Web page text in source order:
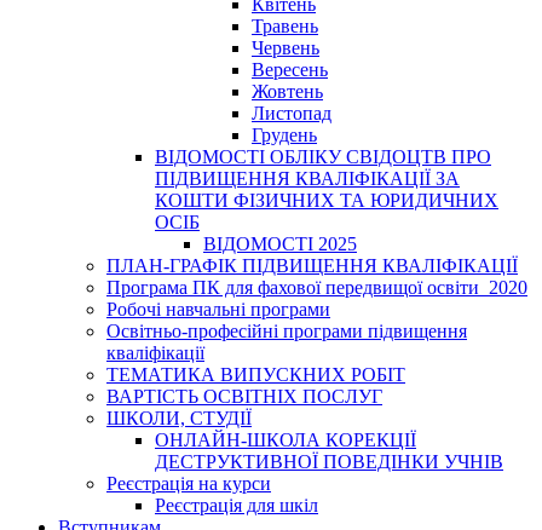
Квітень
Травень
Червень
Вересень
Жовтень
Листопад
Грудень
ВІДОМОСТІ ОБЛІКУ СВІДОЦТВ ПРО
ПІДВИЩЕННЯ КВАЛІФІКАЦІЇ ЗА
КОШТИ ФІЗИЧНИХ ТА ЮРИДИЧНИХ
ОСІБ
ВІДОМОСТІ 2025
ПЛАН-ГРАФІК ПІДВИЩЕННЯ КВАЛІФІКАЦІЇ
Програма ПК для фахової передвищої освіти_2020
Робочі навчальні програми
Освітньо-професійні програми підвищення
кваліфікації
ТЕМАТИКА ВИПУСКНИХ РОБІТ
ВАРТІСТЬ ОСВІТНІХ ПОСЛУГ
ШКОЛИ, СТУДІЇ
ОНЛАЙН-ШКОЛА КОРЕКЦІЇ
ДЕСТРУКТИВНОЇ ПОВЕДІНКИ УЧНІВ
Реєстрація на курси
Реєстрація для шкіл